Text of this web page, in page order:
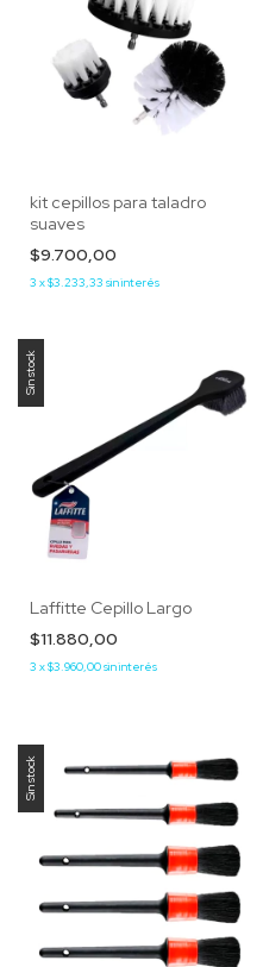
kit cepillos para taladro
suaves
$9.700,00
3 x$3.233,33 sin interés
Sin stock
Laffitte Cepillo Largo
$11.880,00
3 x$3.960,00sin interés
Sin stock